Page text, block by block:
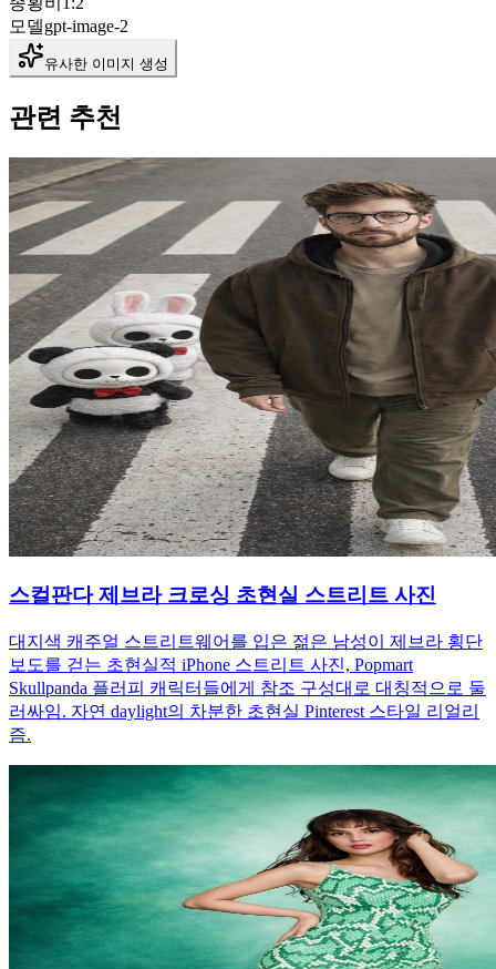
모델gpt-image-2
유사한 이미지 생성
관련 추천
스컬판다 제브라 크로싱 초현실 스트리트 사진
대지색 캐주얼 스트리트웨어를 입은 젊은 남성이 제브라 횡단
보도를 걷는 초현실적 iPhone 스트리트 사진, Popmart
Skullpanda 플러피 캐릭터들에게 참조 구성대로 대칭적으로 둘
러싸임. 자연 daylight의 차분한 초현실 Pinterest 스타일 리얼리
즘.